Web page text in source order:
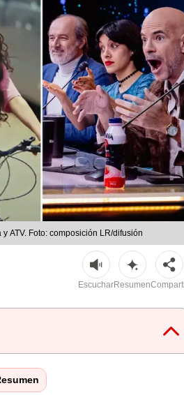
ATV. Foto: composición LR/difusión
Escuchar Resumen Compartir